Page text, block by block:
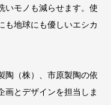
いモノも減らせます。使
も地球にも優しいエシカ
陶（株）、市原製陶の依
画とデザインを担当しま